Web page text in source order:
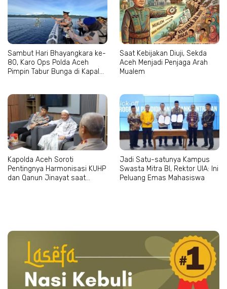
Sambut Hari Bhayangkara ke-
80, Karo Ops Polda Aceh
Pimpin Tabur Bunga di Kapal
Saat Kebijakan Diuji, Sekda
Aceh Menjadi Penjaga Arah
Mualem
Kapolda Aceh Soroti
Pentingnya Harmonisasi KUHP
dan Qanun Jinayat saat
Jadi Satu-satunya Kampus
Swasta Mitra BI, Rektor UIA: Ini
Peluang Emas Mahasiswa